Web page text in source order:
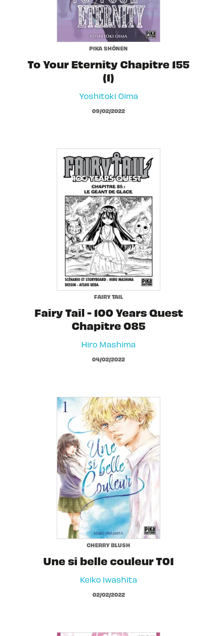
PIKA SHÔNEN
To Your Eternity Chapitre 155
(1)
Yoshitoki Oima
09/02/2022
FAIRY TAIL
Fairy Tail - 100 Years Quest
Chapitre 085
Hiro Mashima
04/02/2022
CHERRY BLUSH
Une si belle couleur T01
Keiko Iwashita
02/02/2022